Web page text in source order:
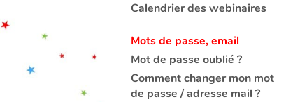
Calendrier des webinaires
Mots de passe, email
Mot de passe oublié ?
Comment changer mon mot
de passe / adresse mail ?